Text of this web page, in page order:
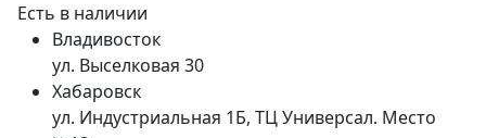
Есть в наличии
Владивосток
ул. Выселковая 30
Хабаровск
ул. Индустриальная 1Б, ТЦ Универсал. Место